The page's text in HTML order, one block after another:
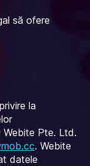
să ofere
la
Webite Pte. Ltd.
. Webite
datele